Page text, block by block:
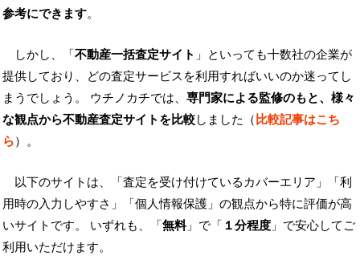
参考にできます。
しかし、「不動産一括査定サイト 」といっても十数社の企業が
提供しており、どの査定サービスを利用すればいいのか迷ってし
まうでしょう。 ウチノカチでは、 専門家による監修のもと、様々
な観点から不動産査定サイトを比較しました（比較記事はこち
ら）。
以下のサイトは、「査定を受け付けているカバーエリア」「利
用時の入力しやすさ」「個人情報保護」の観点から特に評価が高
いサイトです。 いずれも、「無料」で「 １分程度 」で安心してご
利用いただけます。